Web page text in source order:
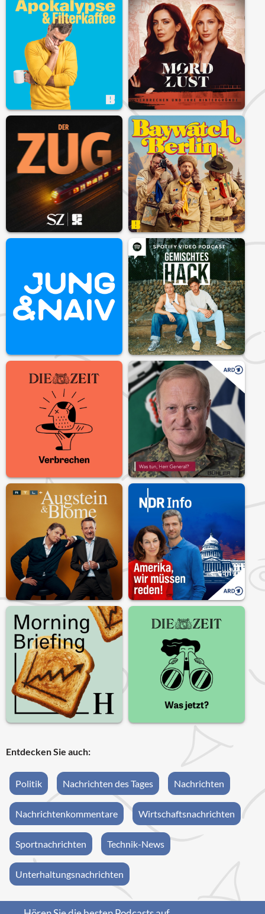
Entdecken Sie auch:
Politik Nachrichten des Tages Nachrichten
Nachrichtenkommentare Wirtschaftsnachrichten
Sportnachrichten Technik-News
Unterhaltungsnachrichten